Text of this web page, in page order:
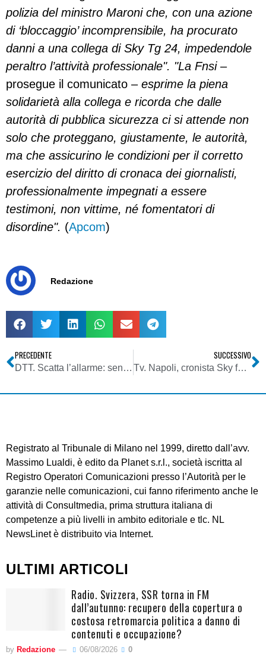
polizia del ministro Maroni che, con una azione
di ‘bloccaggio’ incomprensibile, ha procurato
danni a una collega di Sky Tg 24, impedendole
peraltro l’attività professionale". "La Fnsi –
prosegue il comunicato – esprime la piena
solidarietà alla collega e ricorda che dalle
autorità di pubblica sicurezza ci si attende non
solo che proteggano, giustamente, le autorità,
ma che assicurino le condizioni per il corretto
esercizio del diritto di cronaca dei giornalisti,
professionalmente impegnati a essere
testimoni, non vittime, né fomentatori di
disordine". (Apcom)
Redazione
PRECEDENTE
DTT. Scatta l’allarme: senza conoscenza preventiva canali e livelli d’interferenza internazionale sarà caos per utenza e operatori
SUCCESSIVO
Tv. Napoli, cronista Sky ferita: Questura, nessun intervento da scorta Maroni
Registrato al Tribunale di Milano nel 1999, diretto dall’avv.
Massimo Lualdi, è edito da Planet s.r.l., società iscritta al
Registro Operatori Comunicazioni presso l’Autorità per le
garanzie nelle comunicazioni, cui fanno riferimento anche le
attività di Consultmedia, prima struttura italiana di
competenze a più livelli in ambito editoriale e tlc. NL
NewsLinet è distribuito via Internet.
ULTIMI ARTICOLI
Radio. Svizzera, SSR torna in FM
dall’autunno: recupero della copertura o
costosa retromarcia politica a danno di
contenuti e occupazione?
by Redazione 06/08/2026 0